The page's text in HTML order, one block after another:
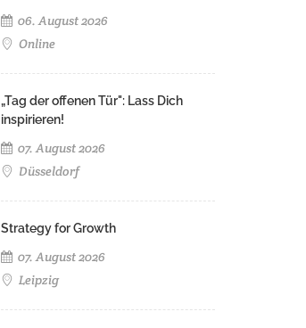
06. August 2026
Online
„Tag der offenen Tür": Lass Dich
inspirieren!
07. August 2026
Düsseldorf
Strategy for Growth
07. August 2026
Leipzig